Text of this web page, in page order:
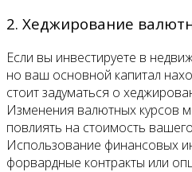
2. Хеджирование
Если вы инвестируете в
но ваш основной капитал
стоит задуматься о
Изменения валютных курсов
повлиять на стоимость
Использование финансовых
форвардные контракты или